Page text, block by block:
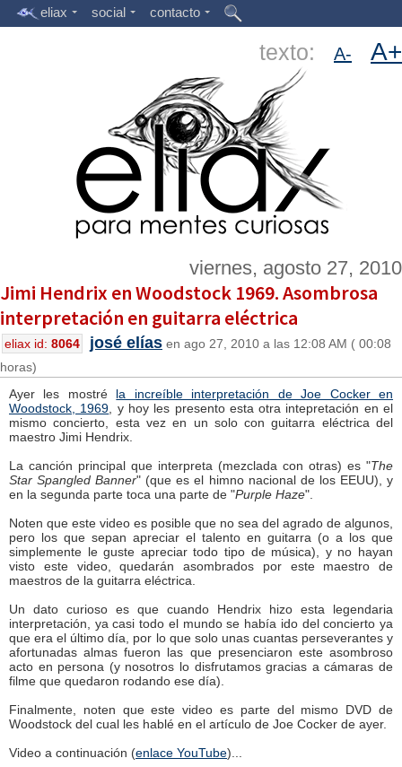
eliax social contacto
texto: A- A+
viernes, agosto 27, 2010
Jimi Hendrix en Woodstock 1969. Asombrosa
interpretación en guitarra eléctrica
eliax id: 8064 josé elías en ago 27, 2010 a las 12:08 AM ( 00:08
horas)
Ayer les mostré la increíble interpretación de Joe Cocker en
Woodstock, 1969 , y hoy les presento esta otra intepretación en el
mismo concierto, esta vez en un solo con guitarra eléctrica del
maestro Jimi Hendrix.
La canción principal que interpreta (mezclada con otras) es "The
Star Spangled Banner" (que es el himno nacional de los EEUU), y
en la segunda parte toca una parte de "Purple Haze".
Noten que este video es posible que no sea del agrado de algunos,
pero los que sepan apreciar el talento en guitarra (o a los que
simplemente le guste apreciar todo tipo de música), y no hayan
visto este video, quedarán asombrados por este maestro de
maestros de la guitarra eléctrica.
Un dato curioso es que cuando Hendrix hizo esta legendaria
interpretación, ya casi todo el mundo se había ido del concierto ya
que era el último día, por lo que solo unas cuantas perseverantes y
afortunadas almas fueron las que presenciaron este asombroso
acto en persona (y nosotros lo disfrutamos gracias a cámaras de
filme que quedaron rodando ese día).
Finalmente, noten que este video es parte del mismo DVD de
Woodstock del cual les hablé en el artículo de Joe Cocker de ayer.
Video a continuación (enlace YouTube)...